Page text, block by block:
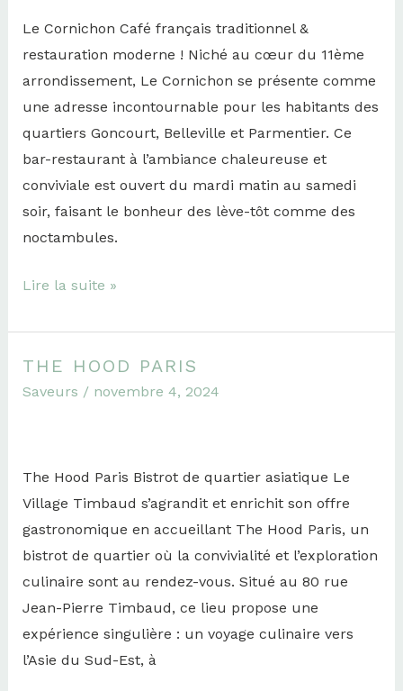
Le Cornichon Café français traditionnel &
restauration moderne ! Niché au cœur du 11ème
arrondissement, Le Cornichon se présente comme
une adresse incontournable pour les habitants des
quartiers Goncourt, Belleville et Parmentier. Ce
bar-restaurant à l’ambiance chaleureuse et
conviviale est ouvert du mardi matin au samedi
soir, faisant le bonheur des lève-tôt comme des
noctambules.
Lire la suite »
THE HOOD PARIS
Saveurs / novembre 4, 2024
The Hood Paris Bistrot de quartier asiatique Le
Village Timbaud s’agrandit et enrichit son offre
gastronomique en accueillant The Hood Paris, un
bistrot de quartier où la convivialité et l’exploration
culinaire sont au rendez-vous. Situé au 80 rue
Jean-Pierre Timbaud, ce lieu propose une
expérience singulière : un voyage culinaire vers
l’Asie du Sud-Est, à
The
Hood